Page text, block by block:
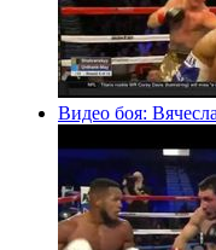
Видео боя: